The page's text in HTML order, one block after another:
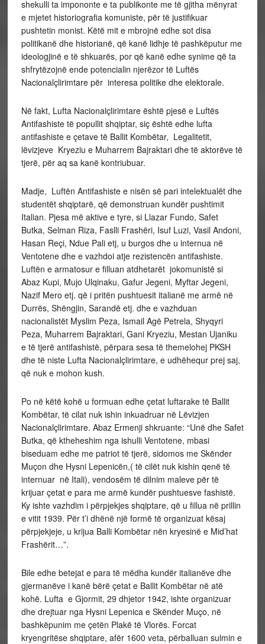
shekulli ta impononte e ta publikonte me të gjitha mënyrat
e mjetet historiografia komuniste, për të justifikuar
pushtetin monist. Këtë mit e mbrojnë edhe sot disa
politikanë dhe historianë, që kanë lidhje të pashkëputur me
ideologjinë e të shkuarës, por që kanë edhe synime që ta
shfrytëzojnë ende potencialin njerëzor të Luftës
Nacionalçlirimtare për interesa politike dhe elektorale.
Në fakt, Lufta Nacionalçlirimtare është pjesë e Luftës
Antifashiste të popullit shqiptar, siç është edhe lufta
antifashiste e çetave të Ballit Kombëtar, Legalitetit,
lëvizjeve Kryeziu e Muharrem Bajraktari dhe të aktorëve të
tjerë, për aq sa kanë kontriubuar.
Madje, Luftën Antifashiste e nisën së pari intelektualët dhe
studentët shqiptarë, që demonstruan kundër pushtimit
Italian. Pjesa më aktive e tyre, si Llazar Fundo, Safet
Butka, Selman Riza, Faslli Frashëri, Isuf Luzi, Vasil Andoni,
Hasan Reçi, Ndue Pali etj, u burgos dhe u internua në
Ventotene dhe e vazhdoi atje rezistencën antifashiste.
Luftën e armatosur e filluan atdhetarët jokomunistë si
Abaz Kupi, Mujo Ulqinaku, Gafur Jegeni, Myftar Jegeni,
Nazif Mero etj. që i pritën pushtuesit italianë me armë në
Durrës, Shëngjin, Sarandë etj. dhe e vazhduan
nacionalistët Myslim Peza, Ismail Agë Petrela, Shyqyri
Peza, Muharrem Bajraktari, Gani Kryeziu, Mestan Ujaniku
e të tjerë antifashistë, përpara sesa të themelohej PKSH
dhe të niste Lufta Nacionalçlirimtare, e udhëhequr prej saj,
që nuk e mohon kush.
Po në këtë kohë u formuan edhe çetat luftarake të Ballit
Kombëtar, të cilat nuk ishin inkuadruar në Lëvizjen
Nacionalçlirimtare. Abaz Ermenji shkruante: “Unë dhe Safet
Butka, që ktheheshim nga ishulli Ventotene, mbasi
biseduam edhe me patriot të tjerë, sidomos me Skënder
Muçon dhe Hysni Lepenicën,( të cilët nuk kishin qenë të
internuar në Itali), vendosëm të dilnim maleve për të
krijuar çetat e para me armë kundër pushtuesve fashistë.
Ky ishte vazhdim i përpjekjes shqiptare, që u fillua në prillin
e vitit 1939. Për t’i dhënë një formë të organizuat kësaj
përpjekjeje, u krijua Balli Kombëtar nën kryesinë e Mid’hat
Frashërit…”.
Bile edhe betejat e para të mëdha kundër italianëve dhe
gjermanëve i kanë bërë çetat e Ballit Kombëtar në atë
kohë. Lufta e Gjormit, 29 dhjetor 1942, ishte organizuar
dhe drejtuar nga Hysni Lepenica e Skënder Muço, në
bashkëpunim me çetën Plakë të Vlorës. Forcat
kryengritëse shqiptare, afër 1600 veta, përballuan sulmin e